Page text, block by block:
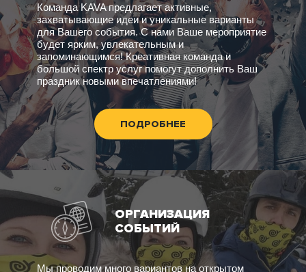
Команда KAVA предлагает активные,
захватывающие идеи и уникальные варианты
для Вашего события. С нами Ваше мероприятие
будет ярким, увлекательным и
запоминающимся! Креативная команда и
большой спектр услуг помогут дополнить Ваш
праздник новыми впечатлениями!
ПОДРОБНЕЕ
ОРГАНИЗАЦИЯ
СОБЫТИЙ
Мы проводим много вариантов на открытом